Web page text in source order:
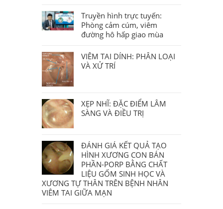
Truyền hình trực tuyến:
Phòng cảm cúm, viêm
đường hô hấp giao mùa
VIÊM TAI DÍNH: PHÂN LOẠI
VÀ XỬ TRÍ
XẸP NHĨ: ĐẶC ĐIỂM LÂM
SÀNG VÀ ĐIỀU TRỊ
ĐÁNH GIÁ KẾT QUẢ TẠO
HÌNH XƯƠNG CON BÁN
PHẦN-PORP BẰNG CHẤT
LIỆU GỐM SINH HỌC VÀ
XƯƠNG TỰ THÂN TRÊN BỆNH NHÂN
VIÊM TAI GIỮA MẠN